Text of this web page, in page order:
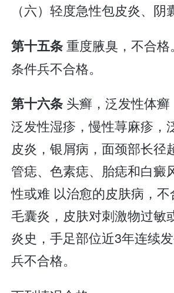
（六）轻度急性包皮炎、阴
第十五条重度腋臭，不合格
条件兵不合格。
第十六条 头癣，泛发性体
泛发性湿疹，慢性荨麻疹，
皮炎，银屑病，面颈部长径
管痣、色素痣、胎痣和白癜
性或难 以治愈的皮肤病，
毛囊炎，皮肤对刺激物过敏
炎史，手足部位近3年连续
兵不合格。